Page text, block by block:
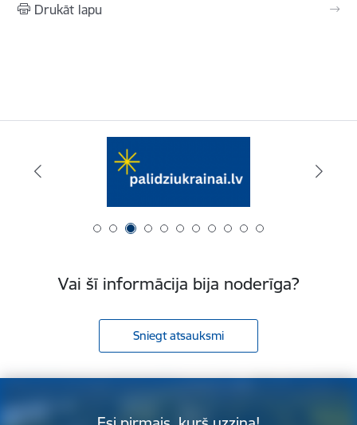
Drukāt lapu
Vai šī informācija bija noderīga?
Sniegt atsauksmi